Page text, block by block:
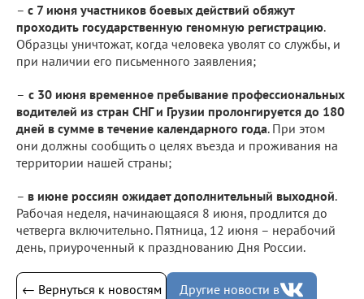
– с 7 июня участников боевых действий обяжут
проходить государственную геномную регистрацию.
Образцы уничтожат, когда человека уволят со службы, и
при наличии его письменного заявления;
– с 30 июня временное пребывание профессиональных
водителей из стран СНГ и Грузии пролонгируется до 180
дней в сумме в течение календарного года. При этом
они должны сообщить о целях въезда и проживания на
территории нашей страны;
– в июне россиян ожидает дополнительный выходной.
Рабочая неделя, начинающаяся 8 июня, продлится до
четверга включительно. Пятница, 12 июня – нерабочий
день, приуроченный к празднованию Дня России.
← Вернуться к новостям Другие новости в